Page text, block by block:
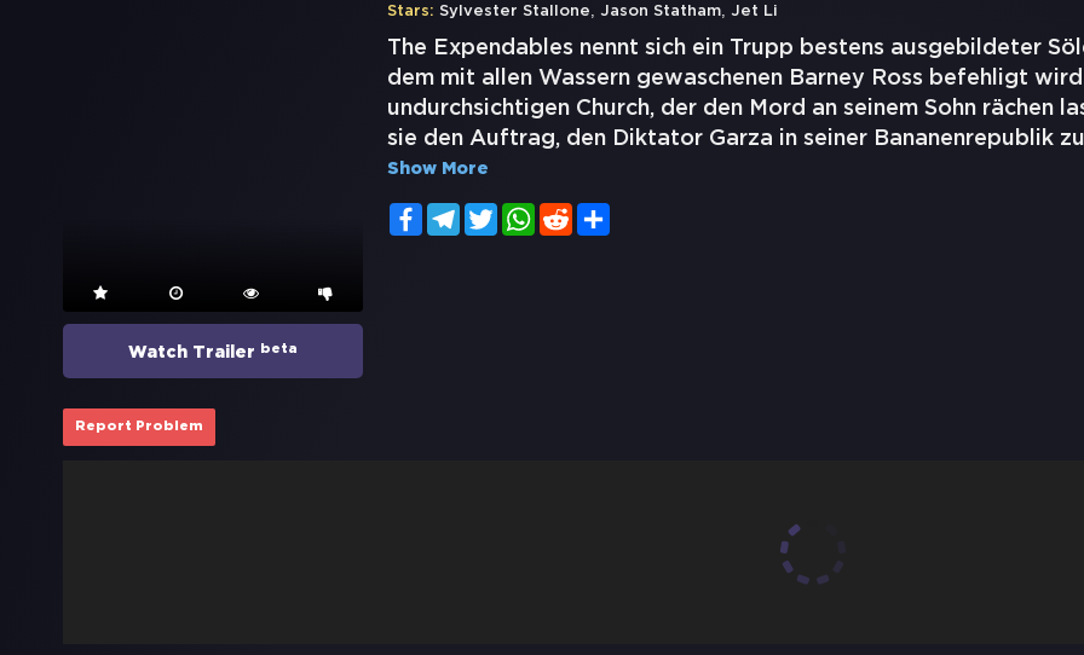
Watch Trailer beta
Stars: Sylvester Stallone, Jason Statham, Jet Li
The Expendables nennt sich ein Trupp bestens ausgebildeter
dem mit allen Wassern gewaschenen Barney Ross befehligt
undurchsichtigen Church, der den Mord an seinem Sohn rächen
sie den Auftrag, den Diktator Garza in seiner Bananenrepublik
Show More
FacebookTelegramTwitterWhatsApp
Reddit
Report Problem